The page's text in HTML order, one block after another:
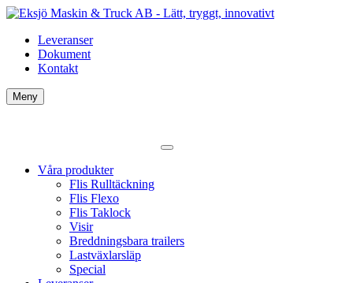
Leveranser
Dokument
Kontakt
Meny
Våra produkter
Flis Rulltäckning
Flis Flexo
Flis Taklock
Visir
Breddningsbara trailers
Lastväxlarsläp
Special